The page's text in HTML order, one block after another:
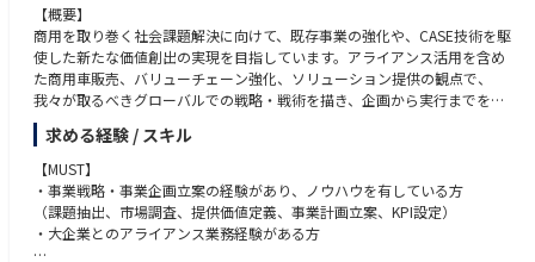
【概要】
商用を取り巻く社会課題解決に向けて、既存事業の強化や、CASE技術を駆
使した新たな価値創出の実現を目指しています。アライアンス活用を含め
た商用車販売、バリューチェーン強化、ソリューション提供の観点で、
我々が取るべきグローバルでの戦略・戦術を描き、企画から実行までを中
心となって推進出来る人材を募集しています。
【詳細】
■商用事業戦略の立案と実行推進
・アライアンス戦略(供給・開発等)
・日本、アジアを中心としたグローバルでの販売、バリューチェーン強化
・中長期経営計画の策定
求める経験 / スキル
【MUST】
・事業戦略・事業企画立案の経験があり、ノウハウを有している方
（課題抽出、市場調査、提供価値定義、事業計画立案、KPI設定）
・大企業とのアライアンス業務経験がある方